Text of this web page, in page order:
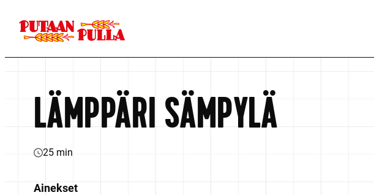
suoraan
sisältöön
Putaan Pulla
LÄMPPÄRI SÄMPYLÄ
25 min
Ainekset